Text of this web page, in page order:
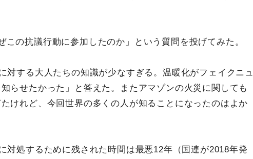
この抗議行動に参加したのか」という質問を投げてみた。
対する大人たちの知識が少なすぎる。温暖化がフェイクニュ
らせたかった」と答えた。またアマゾンの火災に関しても
たけれど、今回世界の多くの人が知ることになったのはよか
対処するために残された時間は最悪12年（国連が2018年発